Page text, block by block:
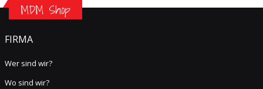
MDM Shop
FIRMA
Wer sind wir?
Wo sind wir?